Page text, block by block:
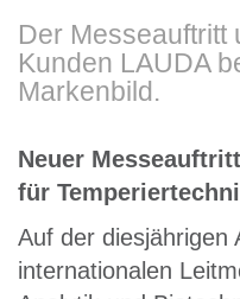
Der Messeauftritt
Kunden LAUDA
Markenbild.
Neuer
für
Auf der diesjährigen
internationalen